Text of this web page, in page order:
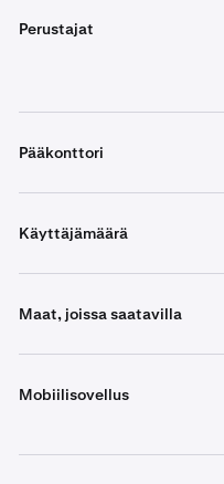
Perustajat
Pääkonttori
Käyttäjämäärä
Maat, joissa saatavilla
Mobiilisovellus